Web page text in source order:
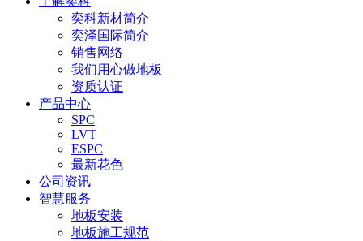
奕科新材简介
奕泽国际简介
销售网络
我们用心做地板
资质认证
产品中心
SPC
LVT
ESPC
最新花色
公司资讯
智慧服务
地板安装
地板施工规范